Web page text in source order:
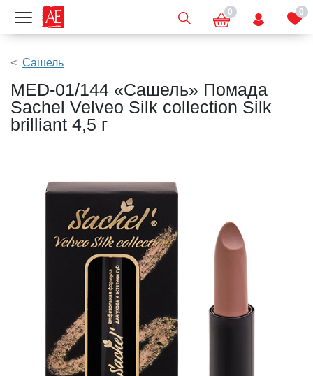
Показать меню 0 0
Сашель
MED-01/144 «Сашель» Помада
Sachel Velveo Silk collection Silk
brilliant 4,5 г